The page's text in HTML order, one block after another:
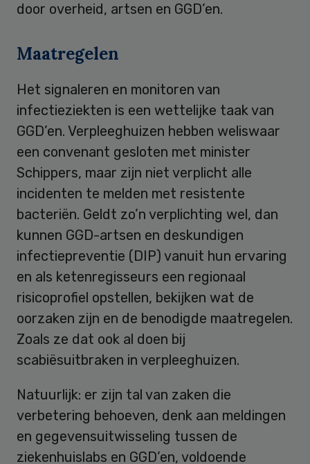
door overheid, artsen en GGD’en.
Maatregelen
Het signaleren en monitoren van
infectieziekten is een wettelijke taak van
GGD’en. Verpleeghuizen hebben weliswaar
een convenant gesloten met minister
Schippers, maar zijn niet verplicht alle
incidenten te melden met resistente
bacteriën. Geldt zo’n verplichting wel, dan
kunnen GGD-artsen en deskundigen
infectiepreventie (DIP) vanuit hun ervaring
en als ketenregisseurs een regionaal
risicoprofiel opstellen, bekijken wat de
oorzaken zijn en de benodigde maatregelen.
Zoals ze dat ook al doen bij
scabiësuitbraken in verpleeghuizen.
Natuurlijk: er zijn tal van zaken die
verbetering behoeven, denk aan meldingen
en gegevensuitwisseling tussen de
ziekenhuislabs en GGD’en, voldoende